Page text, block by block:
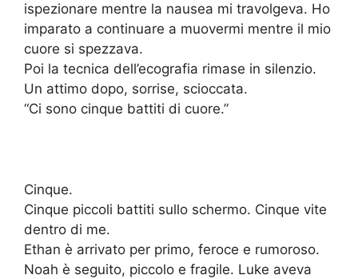
ispezionare mentre la nausea mi travolgeva. Ho
imparato a continuare a muovermi mentre il mio
cuore si spezzava.
Poi la tecnica dell’ecografia rimase in silenzio.
Un attimo dopo, sorrise, scioccata.
“Ci sono cinque battiti di cuore.”
Cinque.
Cinque piccoli battiti sullo schermo. Cinque vite
dentro di me.
Ethan è arrivato per primo, feroce e rumoroso.
Noah è seguito, piccolo e fragile. Luke aveva